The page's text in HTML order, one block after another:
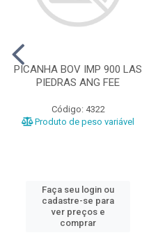
PICANHA BOV IMP 900 LAS
PIEDRAS ANG FEE
Código: 4322
Produto de peso variável
Faça seu login ou
cadastre-se para
ver preços e
comprar